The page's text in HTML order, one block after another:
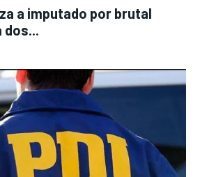
a imputado por brutal
dos...